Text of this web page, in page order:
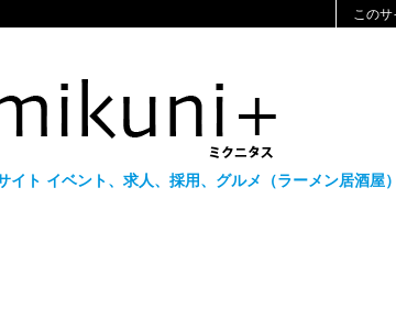
この
イト イベント、求人、採用、グルメ（ラーメン居酒